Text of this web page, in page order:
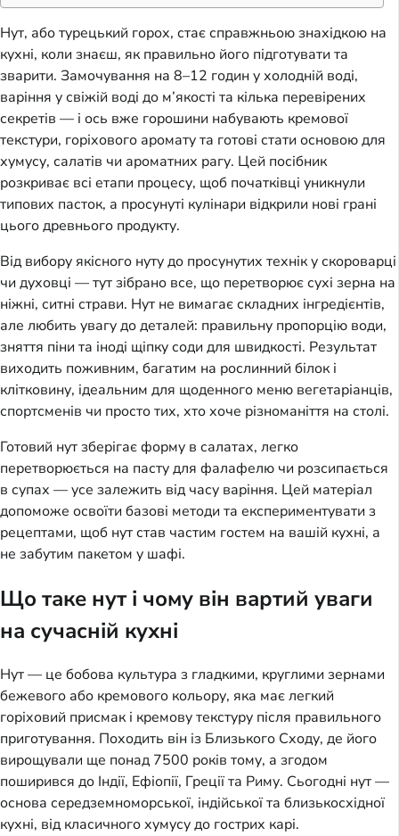
Нут, або турецький горох, стає справжньою знахідкою на
кухні, коли знаєш, як правильно його підготувати та
зварити. Замочування на 8–12 годин у холодній воді,
варіння у свіжій воді до м’якості та кілька перевірених
секретів — і ось вже горошини набувають кремової
текстури, горіхового аромату та готові стати основою для
хумусу, салатів чи ароматних рагу. Цей посібник
розкриває всі етапи процесу, щоб початківці уникнули
типових пасток, а просунуті кулінари відкрили нові грані
цього древнього продукту.
Від вибору якісного нуту до просунутих технік у скороварці
чи духовці — тут зібрано все, що перетворює сухі зерна на
ніжні, ситні страви. Нут не вимагає складних інгредієнтів,
але любить увагу до деталей: правильну пропорцію води,
зняття піни та іноді щіпку соди для швидкості. Результат
виходить поживним, багатим на рослинний білок і
клітковину, ідеальним для щоденного меню вегетаріанців,
спортсменів чи просто тих, хто хоче різноманіття на столі.
Готовий нут зберігає форму в салатах, легко
перетворюється на пасту для фалафелю чи розсипається
в супах — усе залежить від часу варіння. Цей матеріал
допоможе освоїти базові методи та експериментувати з
рецептами, щоб нут став частим гостем на вашій кухні, а
не забутим пакетом у шафі.
Що таке нут і чому він вартий уваги
на сучасній кухні
Нут — це бобова культура з гладкими, круглими зернами
бежевого або кремового кольору, яка має легкий
горіховий присмак і кремову текстуру після правильного
приготування. Походить він із Близького Сходу, де його
вирощували ще понад 7500 років тому, а згодом
поширився до Індії, Ефіопії, Греції та Риму. Сьогодні нут —
основа середземноморської, індійської та близькосхідної
кухні, від класичного хумусу до гострих карі.